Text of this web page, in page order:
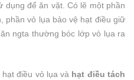
dụng để ăn vặt. Có lẽ một phần
phần vỏ lụa bảo vệ hạt điều giữ
ngta thường bóc lớp vỏ lụa ra
điều vỏ lụa và hạt điều tách